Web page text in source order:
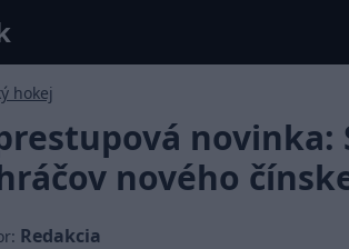
hokej
nového
Redakcia